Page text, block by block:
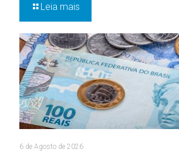
Leia mais
6 de Agosto de 2026